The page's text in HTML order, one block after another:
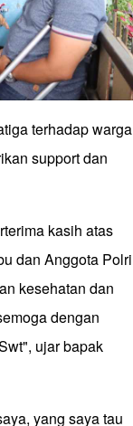
terhadap warga
support dan
kasih atas
dan Anggota Polri
kesehatan dan
dengan
ujar bapak
yang saya tau